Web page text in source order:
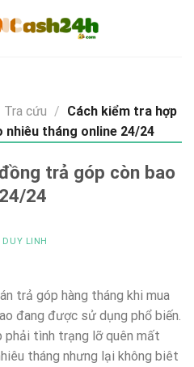
Tra cứu / Cách kiểm tra hợp
tháng online 24/24
trả góp còn bao
24
DUY LINH
trả góp hàng tháng khi mua
đang được sử dụng phổ biến.
phải tình trạng lỡ quên mất
tháng nhưng lại không biêt